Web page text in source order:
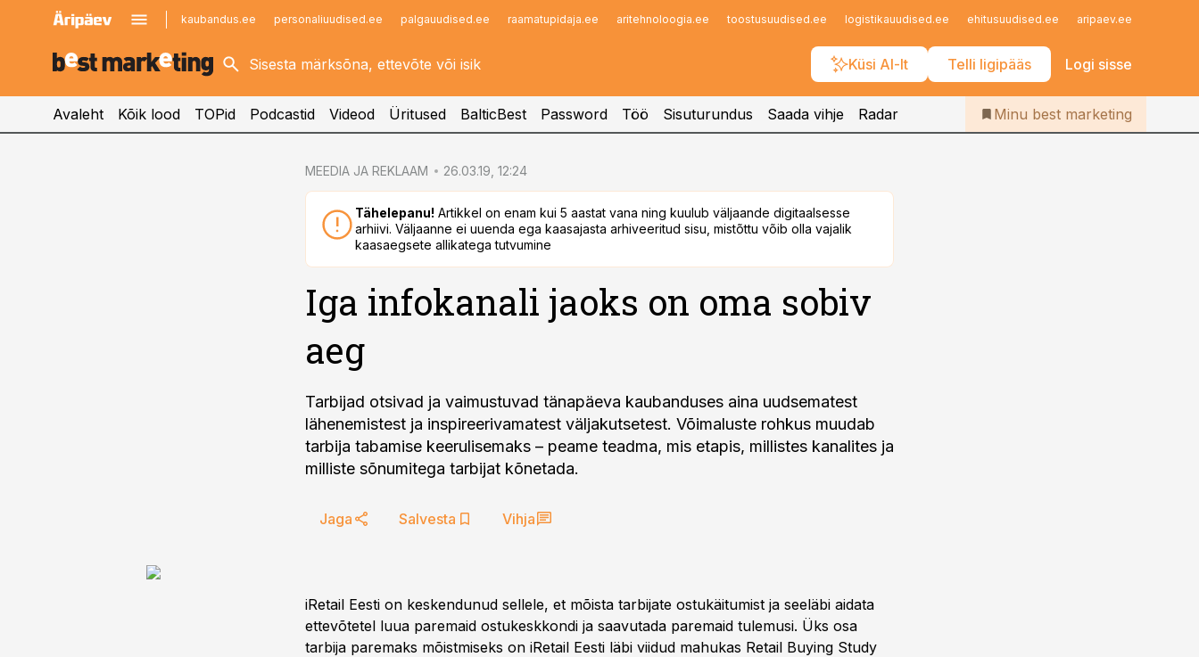
kaubandus.ee personaliuudised.ee palgauudised.ee raamatupidaja.ee aritehnoloogia.ee toostusuudised.ee logistikauudised.ee ehitusuudised.ee aripaev.ee
Küsi AI-lt Telli ligipääs Logi sisse
kinnisvarauudised.ee
logistikauudised.ee
imelineajalugu.ee
Infopank
Iseteenindus
Telli Bestmarketing
Avaleht Kõik lood TOPid Podcastid Videod Üritused BalticBest Password Töö Sisuturundus Saada vihje Radar Minu best marketing
MEEDIA JA REKLAAM 26.03.19, 12:24
Tähelepanu! Artikkel on enam kui 5 aastat vana ning kuulub väljaande digitaalsesse
arhiivi. Väljaanne ei uuenda ega kaasajasta arhiveeritud sisu, mistõttu võib olla vajalik
kaasaegsete allikatega tutvumine
Iga infokanali jaoks on oma sobiv
aeg
Tarbijad otsivad ja vaimustuvad tänapäeva kaubanduses aina uudsematest
lähenemistest ja inspireerivamatest väljakutsetest. Võimaluste rohkus muudab
tarbija tabamise keerulisemaks – peame teadma, mis etapis, millistes kanalites ja
milliste sõnumitega tarbijat kõnetada.
Jaga Salvesta Vihja
iRetail Eesti on keskendunud sellele, et mõista tarbijate ostukäitumist ja seeläbi aidata
ettevõtetel luua paremaid ostukeskkondi ja saavutada paremaid tulemusi. Üks osa
tarbija paremaks mõistmiseks on iRetail Eesti läbi viidud mahukas Retail Buying Study